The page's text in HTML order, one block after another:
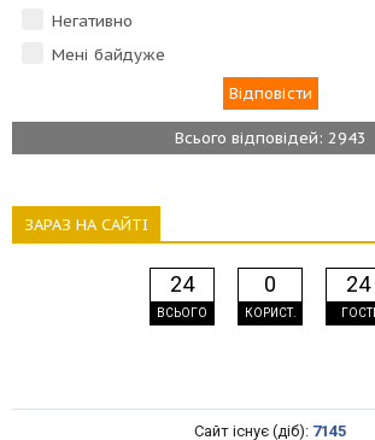
Негативно
Мені байдуже
Всього відповідей: 2943
ЗАРАЗ НА САЙТІ
24
ВСЬОГО
0
КОРИСТ.
24
ГОСТІ
Сайт існує (діб): 7145